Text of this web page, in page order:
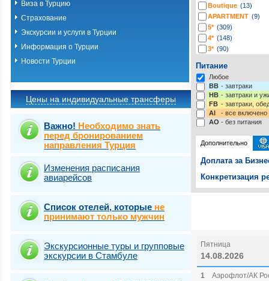
Виза в Турцию
Страхование
Экскурсии и услуги в Турции
Информация о Турции
Новости Турции
Цены на индивидуальные трансферы
Важно! Необходимо знать
перед бронированием
направления Турция
Изменения расписания
авиарейсов
Список отелей, которые не
принимают только мужчин
Экскурсионные туры и групповые
экскурсии в Стамбуле
Boutique (13)
APARTMENT (9)
5* (309)
4* (148)
3* (90)
-* (4)
Питание
Любое
BB - завтраки
HB - завтраки и
FB - завтраки,
AI
- все включено
AO - без питания
Дополнительно
Доплата за
Конкретизация
Пятница
14.08.2026
1
Аэрофлот/АК